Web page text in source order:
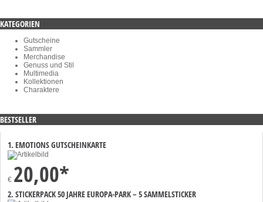
KATEGORIEN
Gutscheine
Sammler
Merchandise
Genuss und Stil
Multimedia
Kollektionen
Charaktere
BESTSELLER
1. EMOTIONS GUTSCHEINKARTE
€ 20,00*
2. STICKERPACK 50 JAHRE EUROPA-PARK – 5 SAMMELSTICKER